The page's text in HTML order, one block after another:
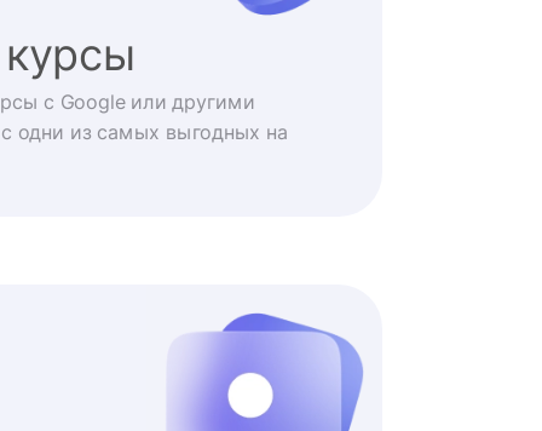
с Google или другими
одни из самых выгодных на